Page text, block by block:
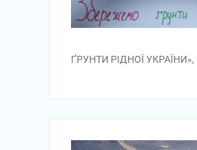
ҐРУНТИ РІДНОЇ УКРАЇНИ»,